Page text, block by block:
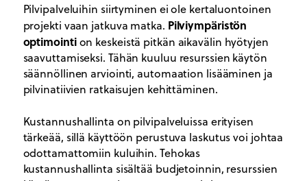
Pilvipalveluihin siirtyminen ei ole kertaluontoinen
projekti vaan jatkuva matka. Pilviympäristön
optimointion keskeistä pitkän aikavälin hyötyjen
saavuttamiseksi. Tähän kuuluu resurssien käytön
säännöllinen arviointi, automaation lisääminen ja
pilvinatiivien ratkaisujen kehittäminen.
Kustannushallinta on pilvipalveluissa erityisen
tärkeää, sillä käyttöön perustuva laskutus voi johtaa
odottamattomiin kuluihin. Tehokas
kustannushallinta sisältää budjetoinnin, resurssien